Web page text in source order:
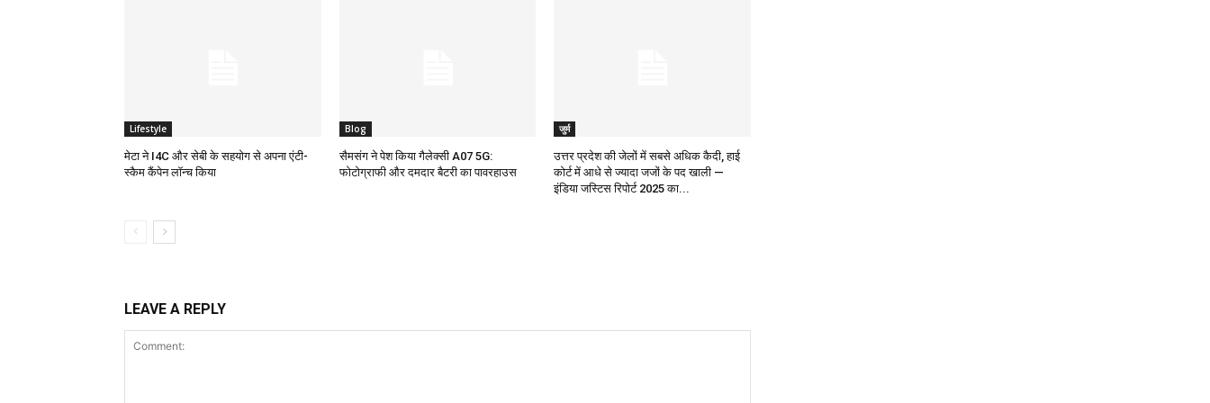
Lifestyle
मेटा ने I4C और सेबी के सहयोग से अपना एंटी-
स्कैम कैंपेन लॉन्च किया
Blog
सैमसंग ने पेश किया गैलेक्सी A07 5G:
फोटोग्राफी और दमदार बैटरी का पावरहाउस
जुर्म
उत्तर प्रदेश की जेलों में सबसे अधिक कैदी, हाई
कोर्ट में आधे से ज्यादा जजों के पद खाली —
इंडिया जस्टिस रिपोर्ट 2025 का...
LEAVE A REPLY